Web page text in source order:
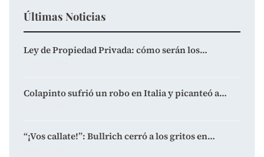
Últimas Noticias
Ley de Propiedad Privada: cómo serán los…
Colapinto sufrió un robo en Italia y picanteó a…
“¡Vos callate!”: Bullrich cerró a los gritos en…